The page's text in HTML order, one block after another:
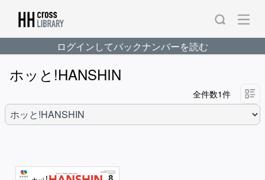
ホッと!HANSHIN
全件数1件
ログインしてバックナンバーを読む